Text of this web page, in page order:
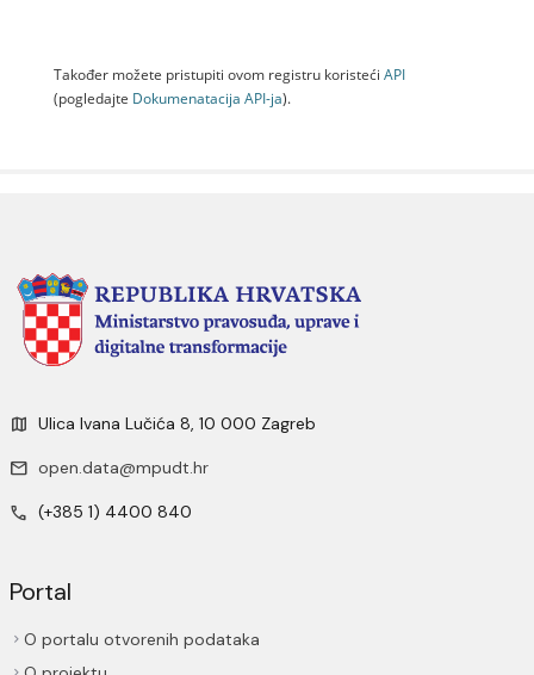
Također možete pristupiti ovom registru koristeći API
(pogledajte Dokumenаtаcijа API-jа).